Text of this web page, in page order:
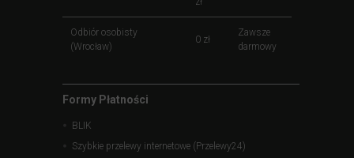
Odbiór osobisty
(Wrocław)
0 zł
Zawsze
darmowy
Formy Płatności
BLIK
Szybkie przelewy internetowe (Przelewy24)